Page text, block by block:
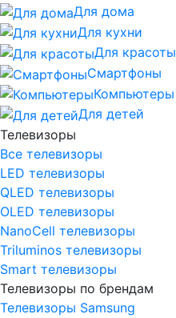
Для дома
Для кухни
Для красоты
Смартфоны
Компьютеры
Для детей
Телевизоры
Все телевизоры
LED телевизоры
QLED телевизоры
OLED телевизоры
NanoCell телевизоры
Triluminos телевизоры
Smart телевизоры
Телевизоры по брендам
Телевизоры Samsung